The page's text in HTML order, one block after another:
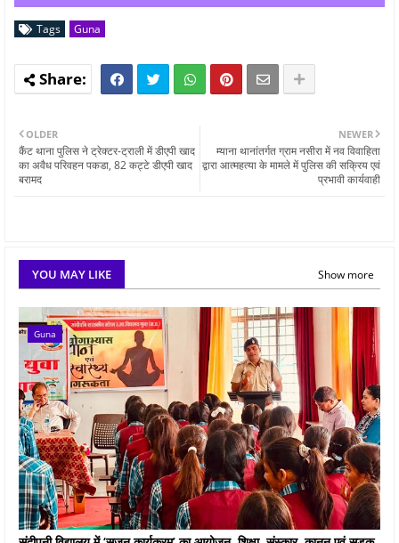
Tags Guna
NEWER
म्याना थानांतर्गत ग्राम नसीरा में नव विवाहिता
द्वारा आत्‍महत्‍या के मामले में पुलिस की सक्रिय एवं
प्रभावी कार्यवाही
OLDER
कैंट थाना पुलिस ने ट्रेक्टर-ट्राली में डीएपी खाद
का अवैध परिवहन पकडा, 82 कट्टे डीएपी खाद
बरामद
YOU MAY LIKE Show more
Guna